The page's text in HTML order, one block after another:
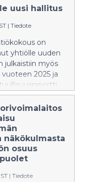
oli 19,2
(54,0 %).
määrä nousi
ollen 4,6
M€).
uusi hallitus
| Tiedote
on
yhtiölle uuden
julkaistiin myös
2025 ja
näkökulmasta
osuus
| Tiedote